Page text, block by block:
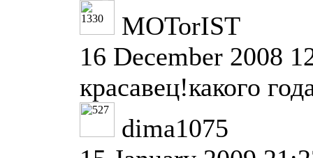
MOTorIST
16 December 2008
красавец!какого
dima1075